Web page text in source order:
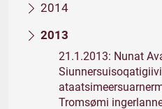
2014
2013
21.1.2013: Nunat
Tromsømi